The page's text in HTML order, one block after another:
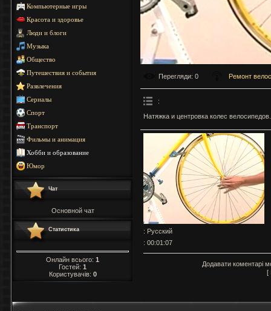
Компьютерные игры
Красота и здоровье
Люди и блоги
Музыка
Общество
Путешествия и события
Развлечения
Сериалы
Спорт
Транспорт
Фильмы и анимация
Хобби и образование
Юмор
Чат
Основной чат
Статистика
Онлайн всього: 1
Гостей: 1
Користувачів: 0
Перегляди: 0 Ремонт
:
Натяжка и центровка колес велосипедов.
: Русский
: 00:01:07
Додавати коментарі
[